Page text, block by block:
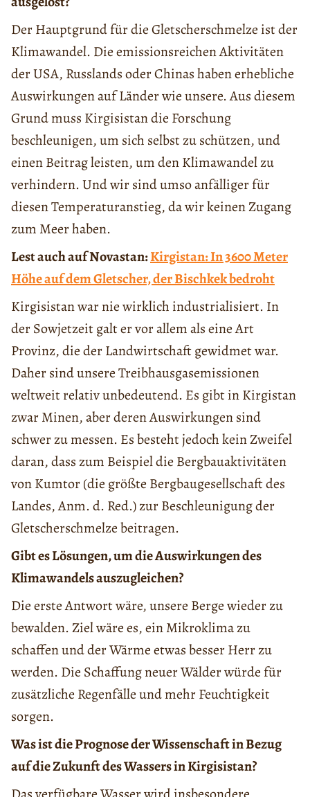
Der Hauptgrund für die Gletscherschmelze ist der
Klimawandel. Die emissionsreichen Aktivitäten
der USA, Russlands oder Chinas haben erhebliche
Auswirkungen auf Länder wie unsere. Aus diesem
Grund muss Kirgisistan die Forschung
beschleunigen, um sich selbst zu schützen, und
einen Beitrag leisten, um den Klimawandel zu
verhindern. Und wir sind umso anfälliger für
diesen Temperaturanstieg, da wir keinen Zugang
zum Meer haben.
Lest auch auf Novastan:Kirgistan: In 3600 Meter
Höhe auf dem Gletscher, der Bischkek bedroht
Kirgisistan war nie wirklich industrialisiert. In
der Sowjetzeit galt er vor allem als eine Art
Provinz, die der Landwirtschaft gewidmet war.
Daher sind unsere Treibhausgasemissionen
weltweit relativ unbedeutend. Es gibt in Kirgistan
zwar Minen, aber deren Auswirkungen sind
schwer zu messen. Es besteht jedoch kein Zweifel
daran, dass zum Beispiel die Bergbauaktivitäten
von Kumtor (die größte Bergbaugesellschaft des
Landes, Anm. d. Red.) zur Beschleunigung der
Gletscherschmelze beitragen.
Gibt es Lösungen, um die Auswirkungen des
Klimawandels auszugleichen?
Die erste Antwort wäre, unsere Berge wieder zu
bewalden. Ziel wäre es, ein Mikroklima zu
schaffen und der Wärme etwas besser Herr zu
werden. Die Schaffung neuer Wälder würde für
zusätzliche Regenfälle und mehr Feuchtigkeit
sorgen.
Was ist die Prognose der Wissenschaft in Bezug
auf die Zukunft des Wassers in Kirgisistan?